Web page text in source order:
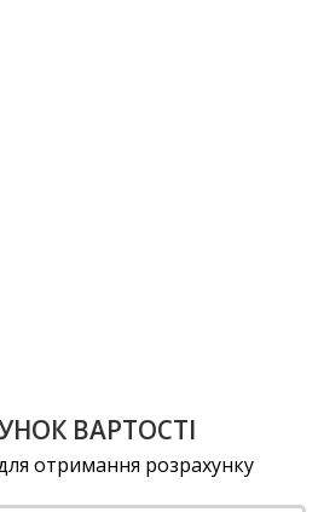
ВАРТОСТІ
отримання розрахунку